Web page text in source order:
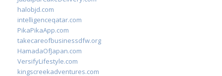
halobjd.com
intelligenceqatar.com
PikaPikaApp.com
takecareofbusinessdfw.org
HamadaOfJapan.com
VersifyLifestyle.com
kingscreekadventures.com